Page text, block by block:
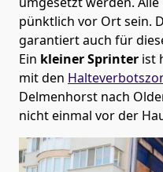
pünktlich vor Ort sein.
garantiert auch für
Ein kleiner Sprinter ist
mit den
Delmenhorst nach
nicht einmal vor der